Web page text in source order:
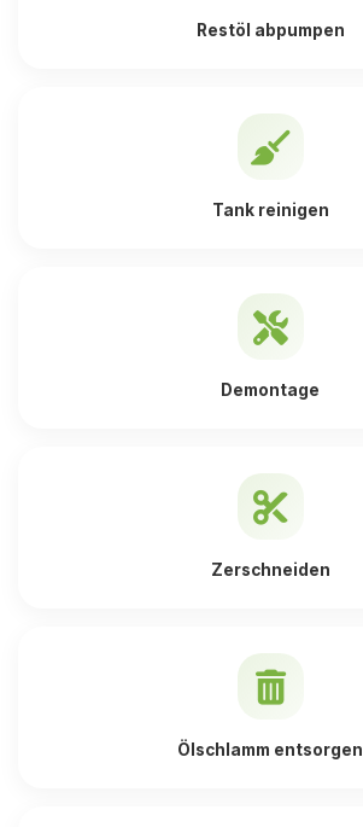
Restöl abpumpen
Tank reinigen
Demontage
Zerschneiden
Ölschlamm entsorgen